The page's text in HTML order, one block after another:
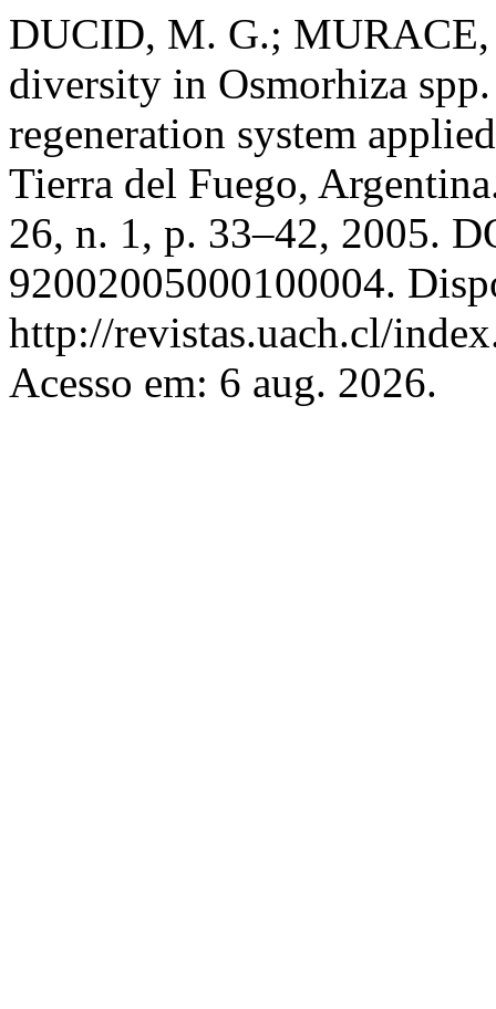
DUCID, M. G.;
diversity in Osmorhiza
regeneration system
Tierra del Fuego,
26, n. 1, p. 33–42, 2005.
92002005000100004.
http://revistas.uach.cl/
Acesso em: 6 aug. 2026.